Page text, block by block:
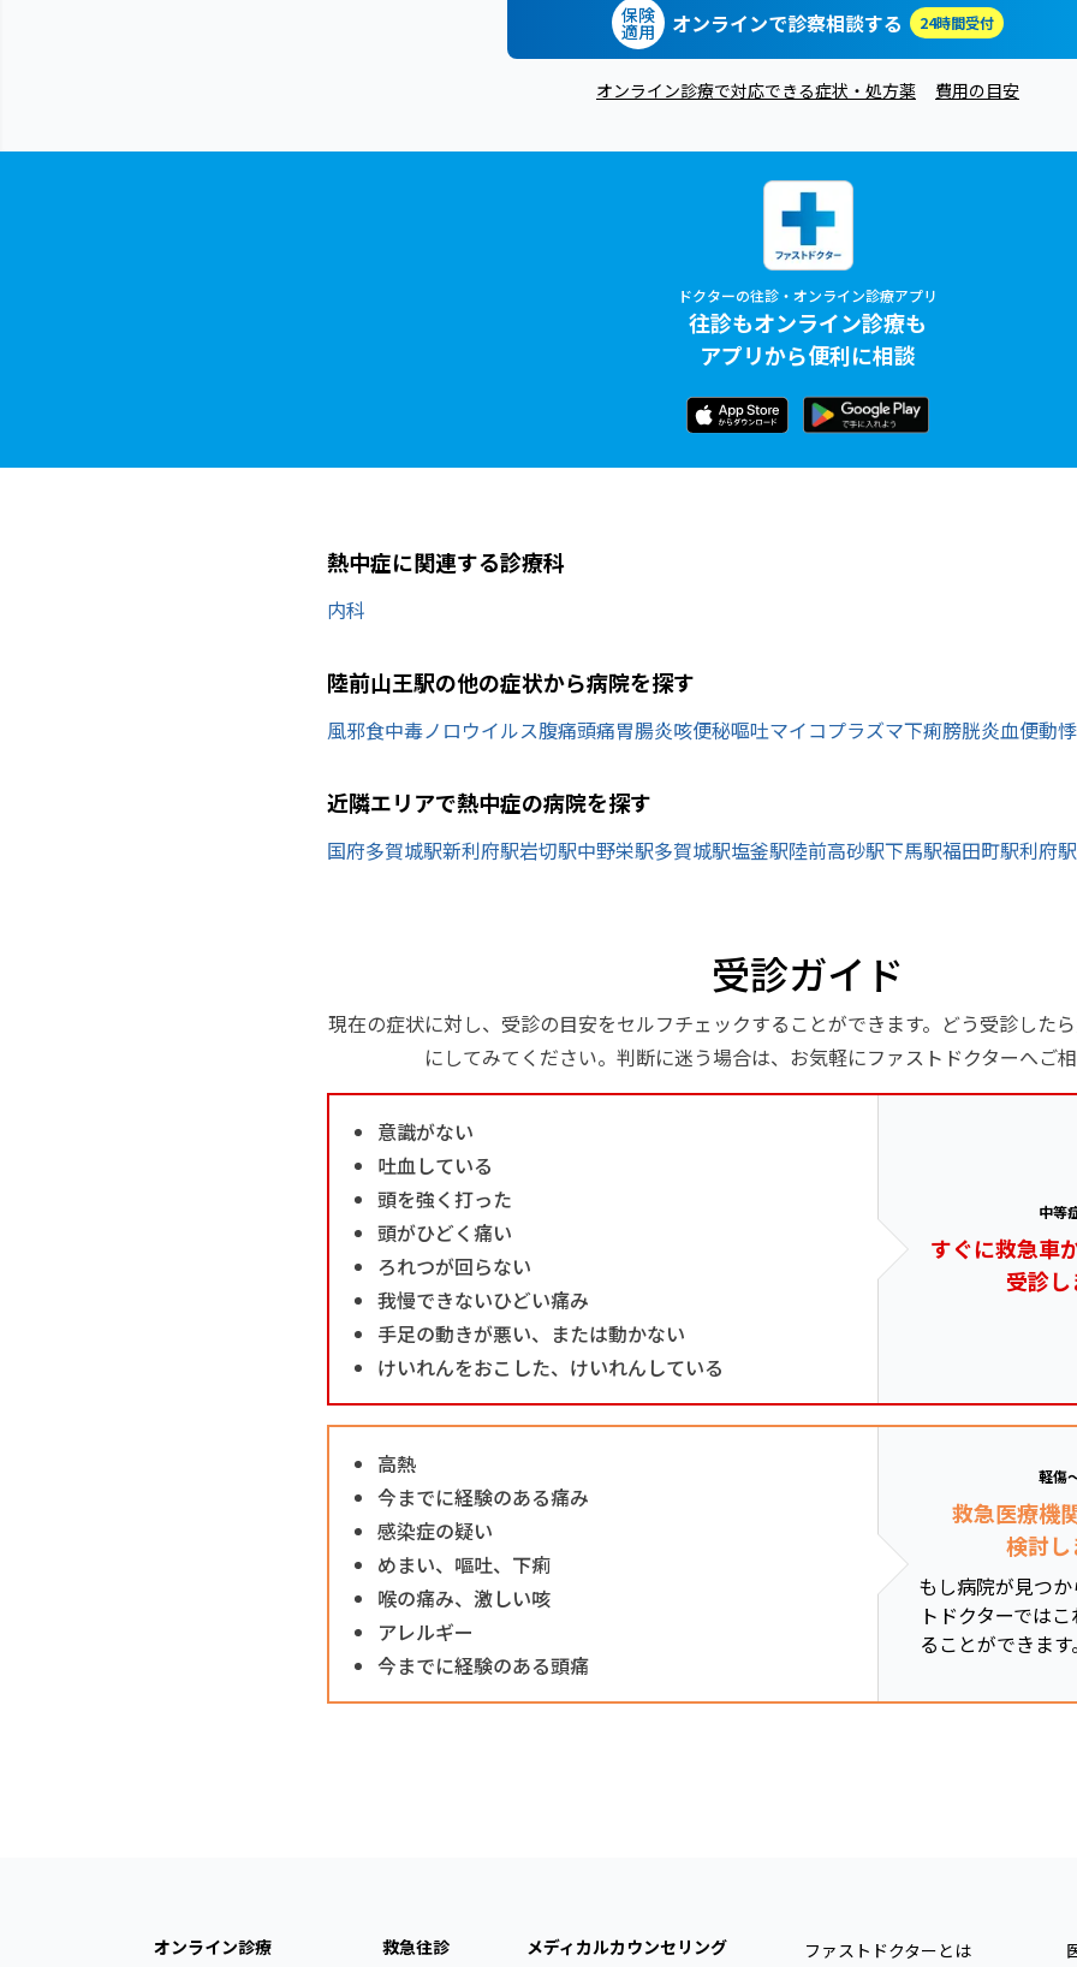
保険
適用 オンラインで診察相談する 24時間受付
オンライン診療で対応できる症状・処方薬 費用の目安
ドクターの往診・オンライン診療アプリ
往診もオンライン診療も
アプリから便利に相談
熱中症に関連する診療科
内科
陸前山王駅の他の症状から病院を探す
風邪食中毒ノロウイルス腹痛頭痛胃腸炎咳便秘嘔吐マイコプラズマ下痢膀胱炎血便動悸
近隣エリアで熱中症の病院を探す
国府多賀城駅新利府駅岩切駅中野栄駅多賀城駅塩釜駅陸前高砂駅下馬駅福田町駅利府駅
受診ガイド
現在の症状に対し、受診の目安をセルフチェックすることができます。どう受診した
にしてみてください。判断に迷う場合は、お気軽にファストドクターへご
意識がない
吐血している
頭を強く打った
頭がひどく痛い
ろれつが回らない
我慢できないひどい痛み
手足の動きが悪い、または動かない
けいれんをおこした、けいれんしている
中等
すぐに救急車
受診
高熱
今までに経験のある痛み
感染症の疑い
めまい、嘔吐、下痢
喉の痛み、激しい咳
アレルギー
今までに経験のある頭痛
軽傷
救急医療機
検討
もし病院が見つ
トドクターでは
ることができま
オンライン診療 救急往診 メディカルカウンセリング ファストドクターとは